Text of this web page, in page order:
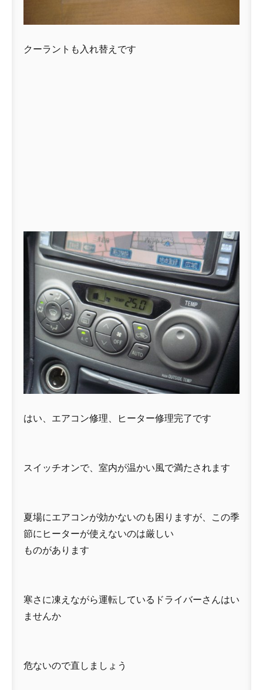
クーラントも入れ替えです
はい、エアコン修理、ヒーター修理完了です
スイッチオンで、室内が温かい風で満たされます
夏場にエアコンが効かないのも困りますが、この季
節にヒーターが使えないのは厳しい
ものがあります
寒さに凍えながら運転しているドライバーさんはい
ませんか
危ないので直しましょう